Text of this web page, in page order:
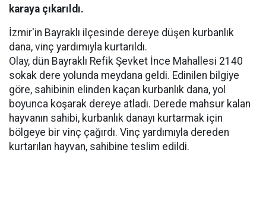
karaya çıkarıldı.
İzmir'in Bayraklı ilçesinde dereye düşen kurbanlık
dana, vinç yardımıyla kurtarıldı.
Olay, dün Bayraklı Refik Şevket İnce Mahallesi 2140
sokak dere yolunda meydana geldi. Edinilen bilgiye
göre, sahibinin elinden kaçan kurbanlık dana, yol
boyunca koşarak dereye atladı. Derede mahsur kalan
hayvanın sahibi, kurbanlık danayı kurtarmak için
bölgeye bir vinç çağırdı. Vinç yardımıyla dereden
kurtarılan hayvan, sahibine teslim edildi.